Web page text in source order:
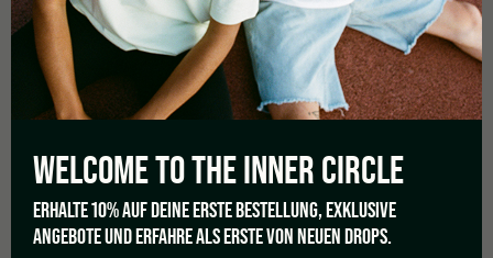
0,0
Basierend auf 0 Rezensionen
4 Sterne
WELCOME TO THEINNER CIRCLE
ERHALTE 10% AUF DEINE ERSTE BESTELLUNG, EXKLUSIVE
ANGEBOTE UND ERFAHRE ALS ERSTE VON NEUEN DROPS.